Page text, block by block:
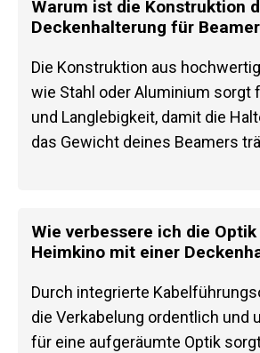
Warum ist die Konstruktion
Deckenhalterung für
Die Konstruktion aus
wie Stahl oder Aluminium sorgt
und Langlebigkeit, damit die
das Gewicht deines Beamers
Wie verbessere ich die
Heimkino mit einer
Durch integrierte
die Verkabelung ordentlich und
für eine aufgeräumte Optik